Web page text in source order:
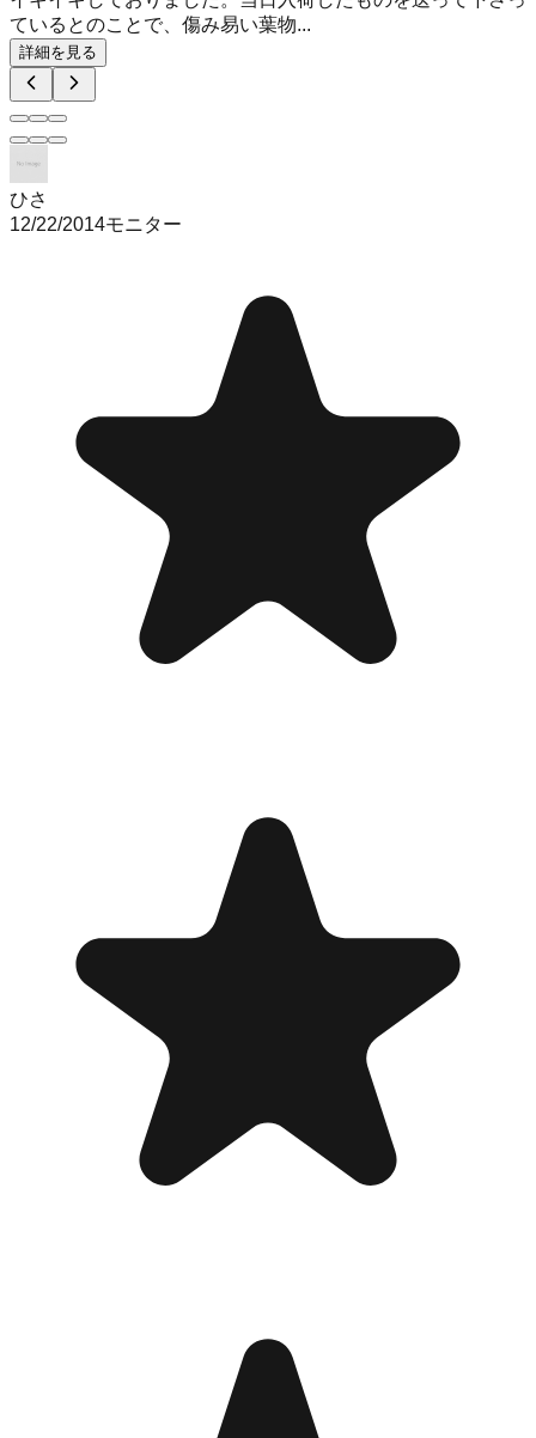
ているとのことで、傷み易い葉物...
詳細を見る
ひさ
12/22/2014モニター